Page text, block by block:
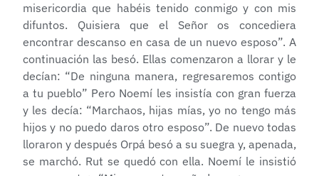
misericordia que habéis tenido conmigo y con mis
difuntos. Quisiera que el Señor os concediera
encontrar descanso en casa de un nuevo esposo”. A
continuación las besó. Ellas comenzaron a llorar y le
decían: “De ninguna manera, regresaremos contigo
a tu pueblo” Pero Noemí les insistía con gran fuerza
y les decía: “Marchaos, hijas mías, yo no tengo más
hijos y no puedo daros otro esposo”. De nuevo todas
lloraron y después Orpá besó a su suegra y, apenada,
se marchó. Rut se quedó con ella. Noemí le insistió